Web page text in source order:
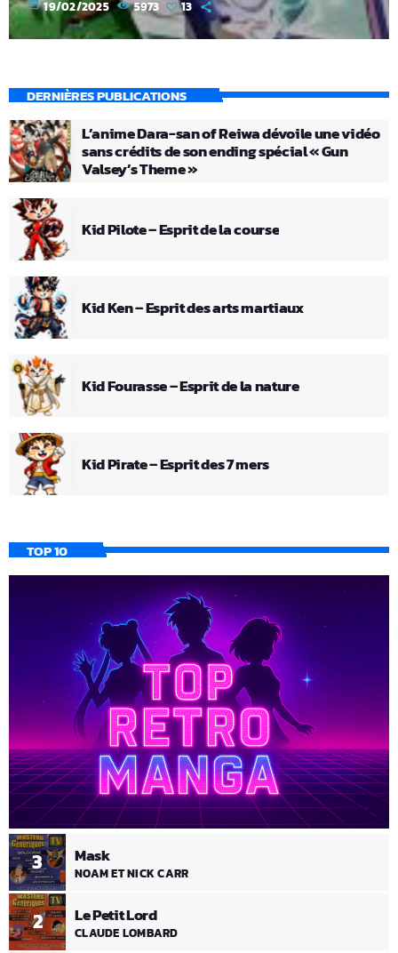
today 19/02/2025 5973 13
DERNIÈRES PUBLICATIONS
L’anime Dara-san of Reiwa dévoile une vidéo
sans crédits de son ending spécial « Gun
Valsey’s Theme »
Kid Pilote – Esprit de la course
Kid Ken – Esprit des arts martiaux
Kid Fourasse – Esprit de la nature
Kid Pirate – Esprit des 7 mers
TOP 10
2 Le Petit Lord
CLAUDE LOMBARD
3 Mask
NOAM ET NICK CARR